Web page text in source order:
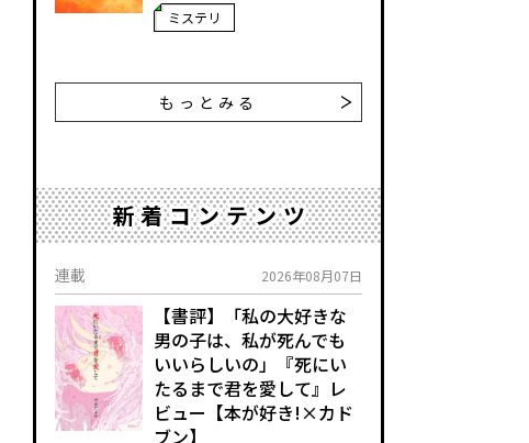
ミステリ
もっとみる
新着コンテンツ
連載 2026年08月07日
【書評】「私の大好きな
男の子は、私が死んでも
いいらしいの」――『死にい
たるまで君を愛して』レ
ビュー【本が好き!×カド
ブン】